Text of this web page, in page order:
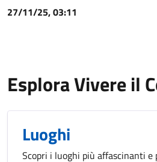
27/11/25, 03:11
Esplora Vivere il
Luoghi
Scopri i luoghi più affascinanti